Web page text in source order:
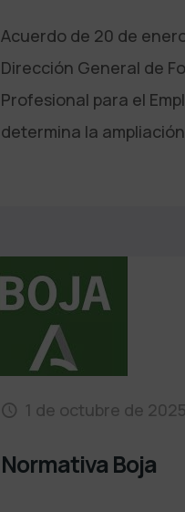
Acuerdo de 20 de
Dirección General de
Profesional para el
determina la
1 de octubre de 2025
Normativa Boja